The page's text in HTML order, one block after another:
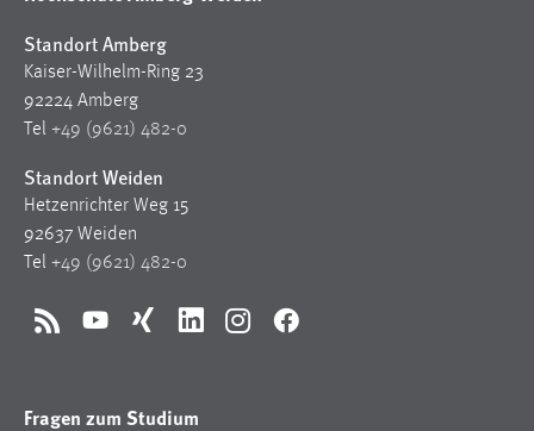
Standort Amberg
Kaiser-Wilhelm-Ring 23
92224 Amberg
Tel +49 (9621) 482-0
Standort Weiden
Hetzenrichter Weg 15
92637 Weiden
Tel +49 (9621) 482-0
RSS YouTubeXing LinkedInInstagramFacebook
Fragen zum Studium